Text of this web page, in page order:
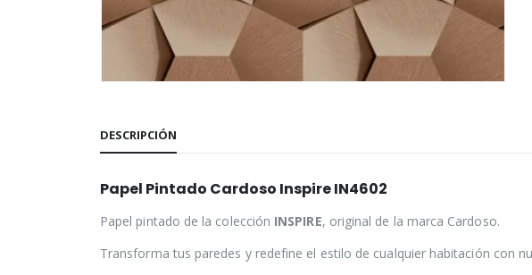
DESCRIPCIÓN
Papel Pintado Cardoso Inspire IN4602
Papel pintado de la colección INSPIRE, original de la marca Cardoso.
Transforma tus paredes y redefine el estilo de cualquier habitación con